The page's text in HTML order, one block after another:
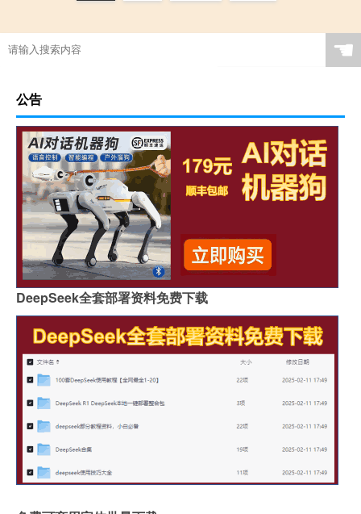
☚
公告
DeepSeek全套部署资料免费下载